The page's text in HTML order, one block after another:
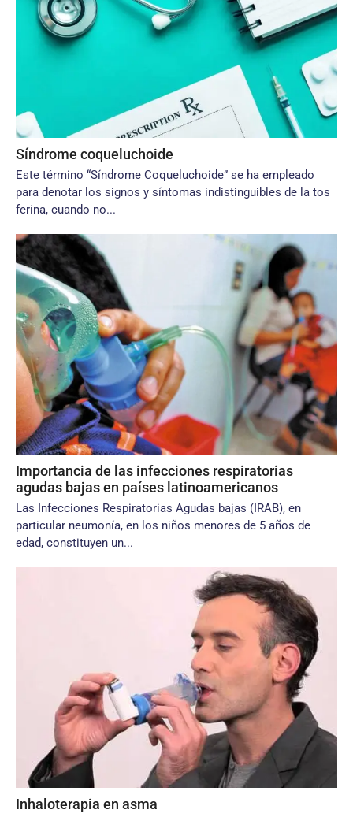
Síndrome coqueluchoide
Este término “Síndrome Coqueluchoide” se ha empleado
para denotar los signos y síntomas indistinguibles de la tos
ferina, cuando no...
Importancia de las infecciones respiratorias
agudas bajas en países latinoamericanos
Las Infecciones Respiratorias Agudas bajas (IRAB), en
particular neumonía, en los niños menores de 5 años de
edad, constituyen un...
Inhaloterapia en asma